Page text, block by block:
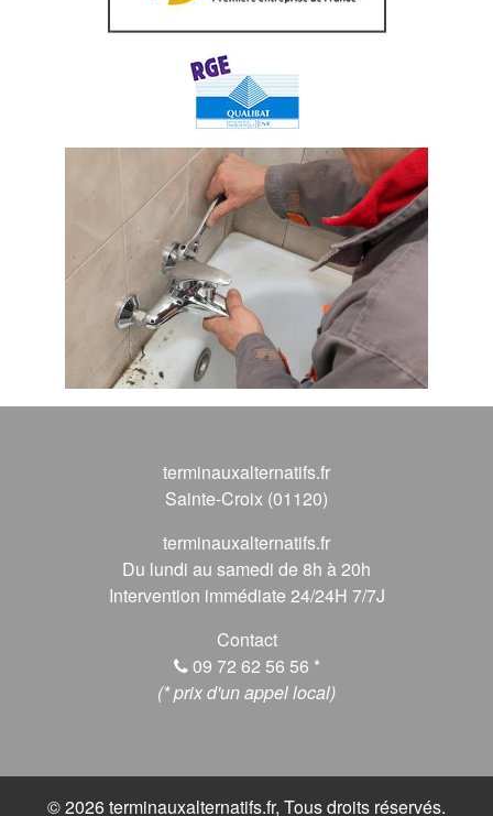
terminauxalternatifs.fr
Sainte-Croix (01120)
terminauxalternatifs.fr
Du lundi au samedi de 8h à 20h
Intervention immédiate 24/24H 7/7J
Contact
09 72 62 56 56 *
(* prix d'un appel local)
© 2026 terminauxalternatifs.fr, Tous droits réservés.